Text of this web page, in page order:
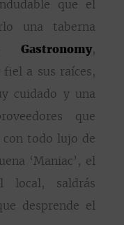
que el
una taberna
,
a sus raíces,
cuidado y una
que
con todo lujo de
‘Maniac’, el
local, saldrás
desprende el